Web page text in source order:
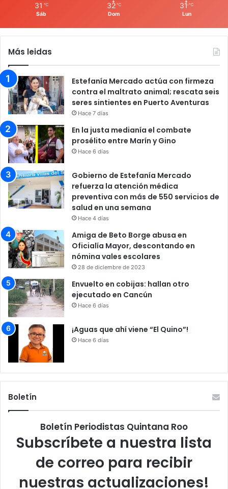
31 ℃
Sáb
32 ℃
Dom
31 ℃
Lun
Más leidas
Estefanía Mercado actúa con firmeza
contra el maltrato animal; rescata seis
seres sintientes en Puerto Aventuras
Hace 7 días
En la justa medianía el combate
prosélito entre Marín y Gino
Hace 6 días
Gobierno de Estefanía Mercado
refuerza la atención médica
preventiva con más de 550 servicios de
salud en una semana
Hace 4 días
Amiga de Beto Borge abusa en
Oficialía Mayor, descontando en
nómina vales escolares
28 de diciembre de 2023
Envuelto en cobijas: hallan otro
ejecutado en Cancún
Hace 6 días
¡Aguas que ahí viene “El Quino”!
Hace 6 días
Boletín
Boletín Periodistas Quintana Roo
Subscríbete a nuestra lista
de correo para recibir
nuestras actualizaciones!